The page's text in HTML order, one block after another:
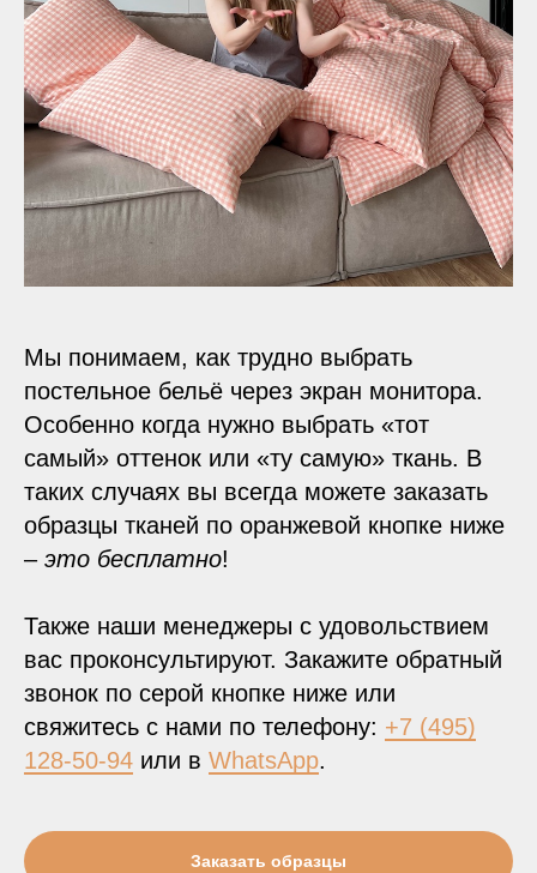
Мы понимаем, как трудно выбрать
постельное бельё через экран монитора.
Особенно когда нужно выбрать «тот
самый» оттенок или «ту самую» ткань. В
таких случаях вы всегда можете заказать
образцы тканей по оранжевой кнопке ниже
– это бесплатно!
Также наши менеджеры с удовольствием
вас проконсультируют. Закажите обратный
звонок по серой кнопке ниже или
свяжитесь с нами по телефону: +7 (495)
128-50-94 или в WhatsApp.
Заказать образцы